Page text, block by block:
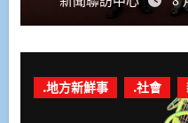
.地方新鮮事 .社會